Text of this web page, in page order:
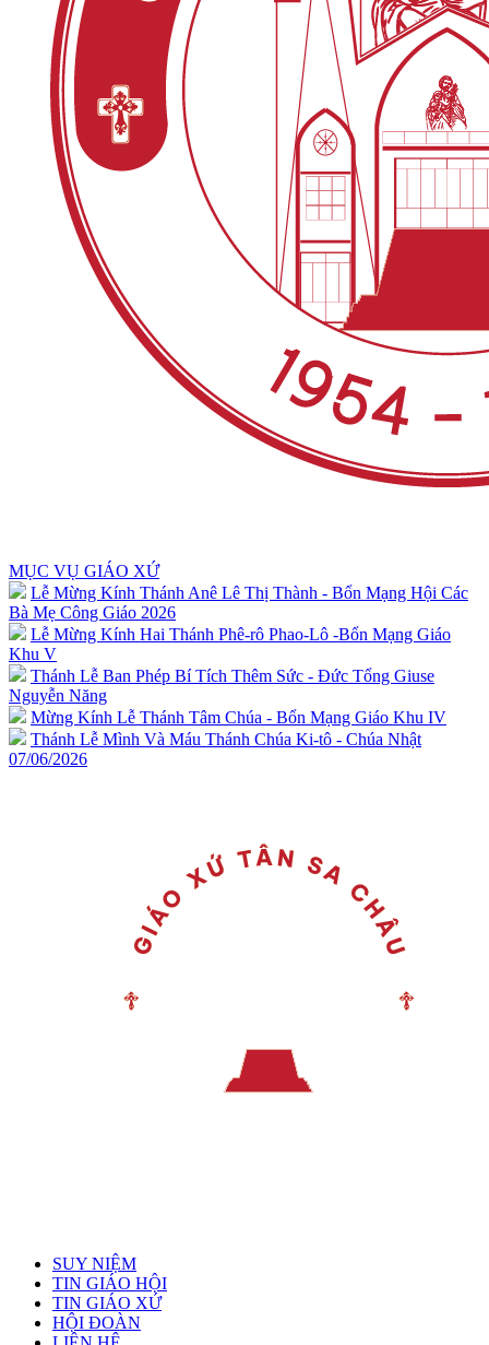
MỤC VỤ GIÁO XỨ
Lễ Mừng Kính Thánh Anê Lê Thị Thành - Bổn Mạng Hội Các
Bà Mẹ Công Giáo 2026
Lễ Mừng Kính Hai Thánh Phê-rô Phao-Lô -Bổn Mạng Giáo
Khu V
Thánh Lễ Ban Phép Bí Tích Thêm Sức - Đức Tổng Giuse
Nguyễn Năng
Mừng Kính Lễ Thánh Tâm Chúa - Bổn Mạng Giáo Khu IV
Thánh Lễ Mình Và Máu Thánh Chúa Ki-tô - Chúa Nhật
07/06/2026
SUY NIỆM
TIN GIÁO HỘI
TIN GIÁO XỨ
HỘI ĐOÀN